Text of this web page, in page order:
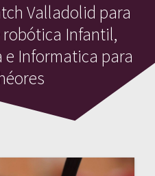
Valladolid para
robótica Infantil,
e Informatica para